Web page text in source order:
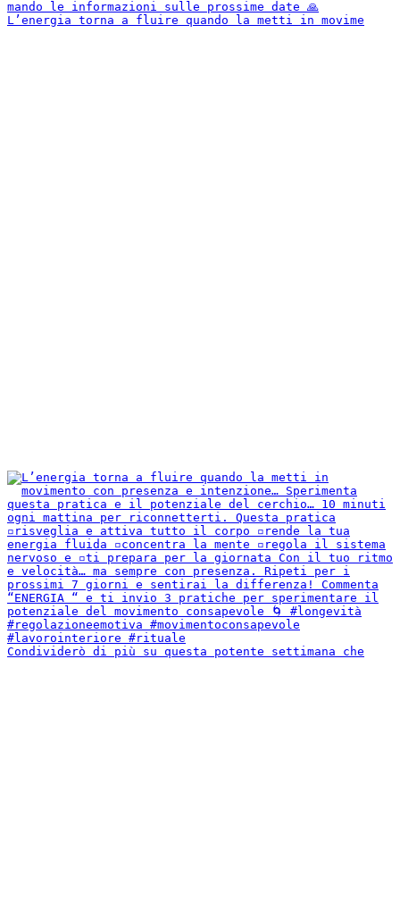
L’energia torna a fluire quando la metti in movime
Condividerò di più su questa potente settimana che